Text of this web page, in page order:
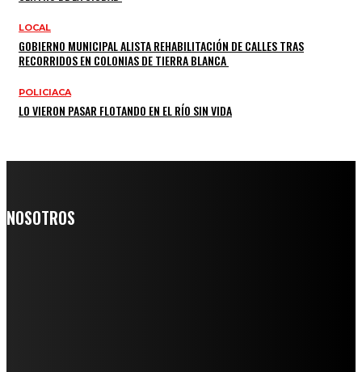
LOCAL
GOBIERNO MUNICIPAL ALISTA REHABILITACIÓN DE CALLES TRAS
RECORRIDOS EN COLONIAS DE TIERRA BLANCA
POLICIACA
LO VIERON PASAR FLOTANDO EN EL RÍO SIN VIDA
NOSOTROS